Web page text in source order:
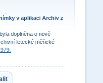
v aplikaci Archiv z
doplněna o nově
letecké měřické